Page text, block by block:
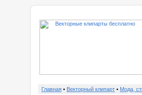
Главная • Векторный клипарт • Мода,